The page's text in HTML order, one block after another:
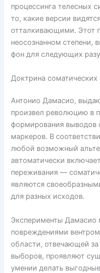
процессинга телесных
то, какие версии
отталкивающими. Этот
неосознанном степени,
фон для следующих
Доктрина
Антонио Дамасио,
произвел революцию в
формирования выводов
маркеров. В
любой возможный
автоматически
переживания —
являются
для разных исходов.
Эксперименты Дамасио
повреждениями
области, отвечающей
выборов, проявляют
умении делать